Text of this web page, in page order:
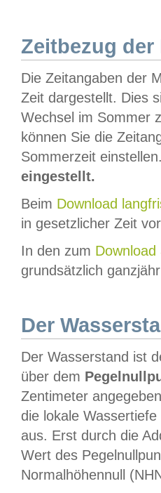
Zeitbezug der
Die Zeitangaben der
Zeit dargestellt. Dies
Wechsel im Sommer
können Sie die
Sommerzeit
eingestellt.
Beim Download
in gesetzlicher Zeit
In den zum Download
grundsätzlich
Der
Der Wasserstand ist
über dem
Zentimeter
die lokale
aus. Erst durch die
Wert des
Normalhöhennull